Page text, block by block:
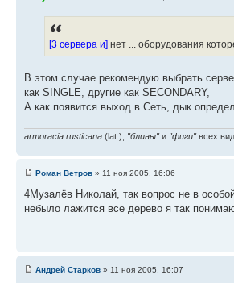
[3 сервера и] нет ... оборудования
В этом случае рекомендую выбрать
как SINGLE, другие как SECONDARY,
А как появится выход в Сеть, дык
armoracia rusticana (lat.), "блины"и "фиги"всех
Роман Ветров » 11 ноя 2005, 16:06
4Музалёв Николай, так вопрос не в
небыло лажится все дерево я так
Андрей Старков » 11 ноя 2005, 16:07